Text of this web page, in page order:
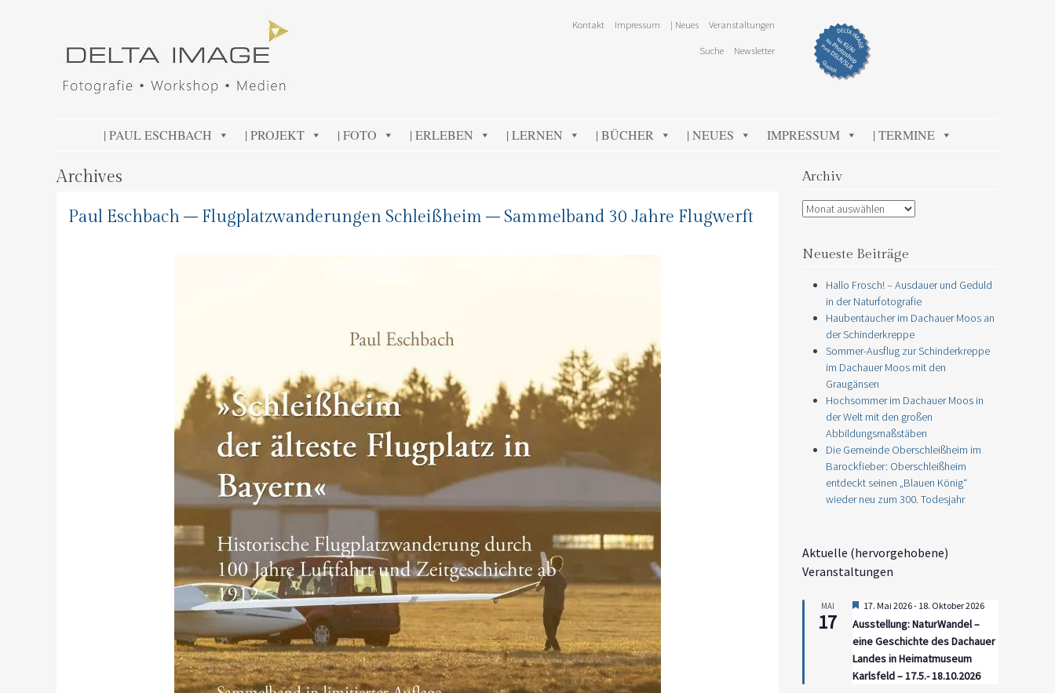
Kontakt Impressum | Neues Veranstaltungen
Suche Newsletter
SKIP TO CONTENT
| PAUL ESCHBACH | PROJEKT | FOTO | ERLEBEN | LERNEN | BÜCHER | NEUES IMPRESSUM | TERMINE
Archives
Paul Eschbach – Flugplatzwanderungen Schleißheim – Sammelband 30 Jahre Flugwerft
Archiv
Archiv
Neueste Beiträge
Hallo Frosch! – Ausdauer und Geduld
in der Naturfotografie
Haubentaucher im Dachauer Moos an
der Schinderkreppe
Sommer-Ausflug zur Schinderkreppe
im Dachauer Moos mit den
Graugänsen
Hochsommer im Dachauer Moos in
der Welt mit den großen
Abbildungsmaßstäben
Die Gemeinde Oberschleißheim im
Barockfieber: Oberschleißheim
entdeckt seinen „Blauen König“
wieder neu zum 300. Todesjahr
Aktuelle (hervorgehobene)
Veranstaltungen
MAI
17
Hervorgehoben
17. Mai 2026- 18. Oktober 2026
Ausstellung: NaturWandel –
eine Geschichte des Dachauer
Landes in Heimatmuseum
Karlsfeld – 17.5.- 18.10.2026